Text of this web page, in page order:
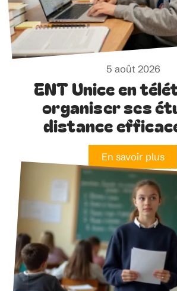
5 août 2026
ENT Unice en
organiser ses
distance
En savoir plus